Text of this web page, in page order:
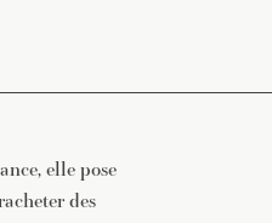
elle pose
des